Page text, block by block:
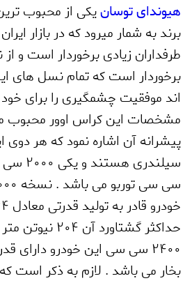
هیوندای توسانیکی از محبوب
برند به شمار میرود که در بازار
طرفداران زیادی برخوردار است و
برخوردار است که تمام نسل های
اند موفقیت چشمگیری را برای خود
مشخصات این کراس اوور محبوب
حداکثر گشتاورد
بخار می باشد . لازم به ذکر است